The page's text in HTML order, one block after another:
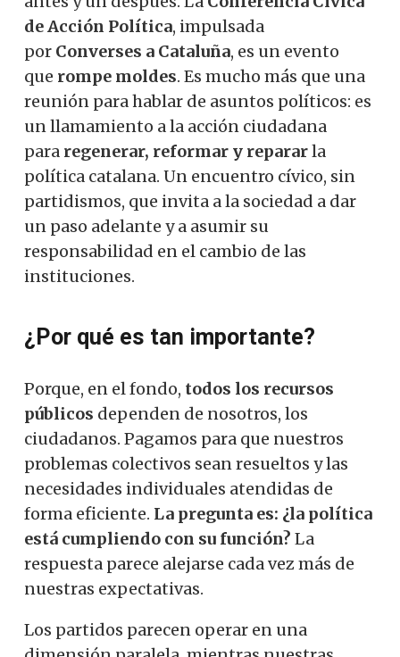
de Acción Política, impulsada
por Converses a Cataluña, es un evento
que rompe moldes. Es mucho más que una
reunión para hablar de asuntos políticos: es
un llamamiento a la acción ciudadana
para regenerar, reformar y repararla
política catalana. Un encuentro cívico, sin
partidismos, que invita a la sociedad a dar
un paso adelante y a asumir su
responsabilidad en el cambio de las
instituciones.
¿Por qué es tan importante?
Porque, en el fondo, todos los recursos
públicos dependen de nosotros, los
ciudadanos. Pagamos para que nuestros
problemas colectivos sean resueltos y las
necesidades individuales atendidas de
forma eficiente. La pregunta es: ¿la política
está cumpliendo con su función? La
respuesta parece alejarse cada vez más de
nuestras expectativas.
Los partidos parecen operar en una